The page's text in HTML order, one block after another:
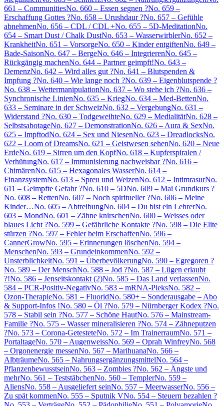
661 – CommunitiesNo. 660 – Essen segnen ?No. 659 –
Erschaffung Gottes ?No. 658 – Urushdaur ?No. 657 – Gefühle
abnehmenNo. 656 – CDL / CDL +No. 655 – 5D-MeditationNo.
654 – Smart Dust / Chalk DustNo. 653 – WasserwirblerNo. 652 –
KrankheitNo. 651 – VorsorgeNo. 650 – Kinder entgiftenNo. 649 –
Bade-SaisonNo. 647 – BergeNo. 646 – IntegrierenNo. 645 –
Rückgängig machenNo. 644 – Partner geimpft!No. 643 –
DemenzNo. 642 – Wird alles gut ?No. 641 – Blutspenden &
Impfung ?No. 640 – Wie lange noch ?No. 639 – Eigenblutspende ?
No. 638 – WettermanipulationNo. 637 – Wo stehe ich ?No. 636 –
Synchronische LinienNo. 635 – KriegNo. 634 – Med-BettenNo.
633 – Seminare in der SchweizNo. 632 – VergebungNo. 631 –
Widerstand ?No. 630 – TodgeweihteNo. 629 – MedialitätNo. 628 –
SelbstsabotageNo. 627 – DemonstrationNo. 626 – Aura & SexNo.
625 – ImpftodNo. 624 – Sex und NiesenNo. 623 – DreadlocksNo.
622 – Loom of DreamsNo. 621 – Geistwesen sehenNo. 620 – Neue
ErdeNo. 619 – Sirren um den KopfNo. 618 – Kupferspiralen /
VerhütungNo. 617 – Immunisierung nachweisbar ?No. 616 –
ChimärenNo. 615 – Hexagonales WasserNo. 614 –
FinanzsystemNo. 613 – Spreu und WeizenNo. 612 – IntimrasurNo.
611 – Geimpfte Gefahr ?No. 610 – 5DNo. 609 – Mai Grundkurs ?
No. 608 – RettenNo. 607 – Noch spiritueller ?No. 606 – Meine
Kinder…No. 605 – AbtreibungNo. 604 – Du bist ein LehrerNo.
603 – MondNo. 601 – Zähne knirschenNo. 600 – Weisses oder
blaues Licht ?No. 599 – Gefährliche Kontakte ?No. 598 – Die Elite
stürzen ?No. 597 – Fehler beim ErschaffenNo. 596 –
CannerGrowNo. 595 – Erinnerungen löschenNo. 594 –
MenschenNo. 593 – GrundeinkommenNo. 592 –
UnsterblichkeitNo. 591 – ÜberbevölkerungNo. 590 – Egregoren ?
No. 589 – Der MenschNo. 588 – Jod ?No. 587 – Lügen erlaubt
?!No. 586 – Jenseitskontakt (2)No. 585 – Das Land verlassenNo.
584 – PCR-Positiv-NegativNo. 583 – mRNA-PieksNo. 582 –
Ozon-TherapieNo. 581 – FluoridNo. 580+ – Sonderausgabe – Abo
& Support-Infos !No. 580 – Öl ?No. 579 – Nürnberger Kodex ?No.
578 – Stabil sein ?No. 577 – Schöne HautNo. 576 – Mainstream-
Familie ?No. 575 – Wasser mineralisieren ?No. 574 – Zähneputzen
?No. 573 – Corona-GetesteteNo. 572 – Im TrainerraumNo. 571 –
PortaltageNo. 570 – AugenweissNo. 569 – Oprah WinfreyNo. 568
– Orgonenergie messenNo. 567 – MarihuanaNo. 566 –
AlbträumeNo. 565 – NahrungsergänzungsmittelNo. 564 –
PflanzenbewusstseinNo. 563 – Zombies ?No. 562 – Ängste und
mehrNo. 561 – TeststäbchenNo. 560 – TemplerNo. 559 –
AliensNo. 558 – Ausgeliefert seinNo. 557 – MeerwasserNo. 556 –
Zu spät kommenNo. 555 – Sputnik VNo. 554 – Steuern bezahlen ?